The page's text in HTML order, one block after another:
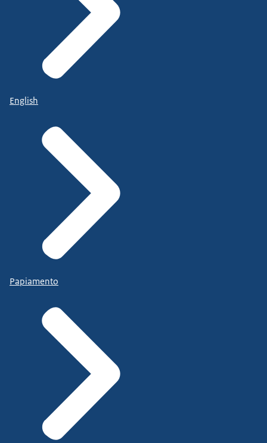
English
Papiamento